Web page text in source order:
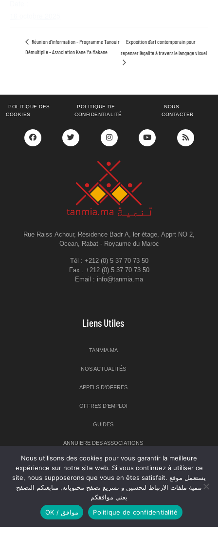
Réunion d’information – Programme Tanouir
Démultiplié – Association Kane Ya Makane
Exposition d’art contemporain pour
repenser l’égalité à travers le langage visuel
POLITIQUE DES
COOKIES
POLITIQUE DE
CONFIDENTIALITÉ
NOUS
CONTACTER
Rue Raiss Achour, Résidence Badr A, ler étage, Apprt NO 2,
Ocean, Rabat - Royaume du Maroc
Tél : +212 (0) 5 37 70 73 50
Fax : +212 (0) 5 37 70 73 50
Email : info@tanmia.ma
Liens Utiles
TANMIA.MA
NOS ACTUALITÉS
APPELS D’OFFRES
OFFRES D’EMPLOI
GUIDES
ANNUIERE DES ASSOCIATIONS
Newsletter
Inscrivez-vous à notre newsletter pour recevoir les dernières
nouvelles sur TANMIA
Nous utilisons des cookies pour vous garantir la meilleure
expérience sur notre site web. Si vous continuez à utiliser ce
site, nous supposerons que vous en êtes satisfait. يستعمل موقع
تنمية ملفات الارتباط لتحسين و تسريع تصفح محتوياته, متابعتكم التصفح
يعني موافقكم
OK / موافق
Politique de confidentialité